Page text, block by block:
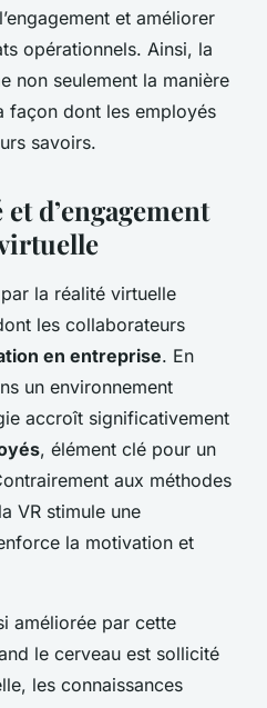
et améliorer
opérationnels. Ainsi, la
non seulement la manière
façon dont les employés
savoirs.
d’engagement
la réalité virtuelle
les collaborateurs
en entreprise. En
un environnement
accroît significativement
, élément clé pour un
aux méthodes
VR stimule une
la motivation et
améliorée par cette
le cerveau est sollicité
les connaissances